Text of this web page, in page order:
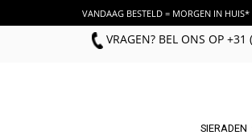
VANDAAG BESTELD = MORGEN IN HUIS*
VRAGEN? BEL ONS OP +31
SIERADEN